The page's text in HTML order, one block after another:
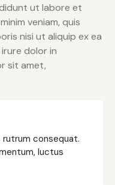
ut labore et
veniam, quis
nisi ut aliquip ex ea
dolor in
sit amet,
consequat.
luctus